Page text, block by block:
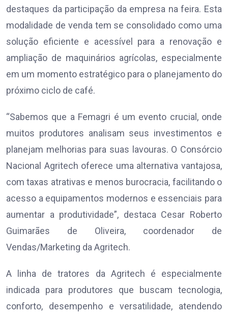
destaques da participação da empresa na feira. Esta
modalidade de venda tem se consolidado como uma
solução eficiente e acessível para a renovação e
ampliação de maquinários agrícolas, especialmente
em um momento estratégico para o planejamento do
próximo ciclo de café.
“Sabemos que a Femagri é um evento crucial, onde
muitos produtores analisam seus investimentos e
planejam melhorias para suas lavouras. O Consórcio
Nacional Agritech oferece uma alternativa vantajosa,
com taxas atrativas e menos burocracia, facilitando o
acesso a equipamentos modernos e essenciais para
aumentar a produtividade”, destaca Cesar Roberto
Guimarães de Oliveira, coordenador de
Vendas/Marketing da Agritech.
A linha de tratores da Agritech é especialmente
indicada para produtores que buscam tecnologia,
conforto, desempenho e versatilidade, atendendo